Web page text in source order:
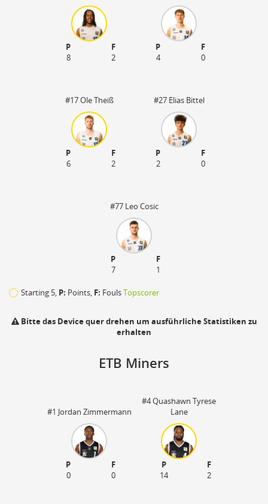
P
F
8
2
P
F
4
0
#17 Ole Theiß
P
F
6
2
#27 Elias Bittel
P
F
2
0
#77 Leo Cosic
P
F
7
1
Starting 5, P: Points, F: FoulsTopscorer
Bitte das Device quer drehen um ausführliche Statistiken zu
erhalten
ETB Miners
#1 Jordan Zimmermann
P
F
0
0
#4 Quashawn Tyrese
Lane
P
F
14
2